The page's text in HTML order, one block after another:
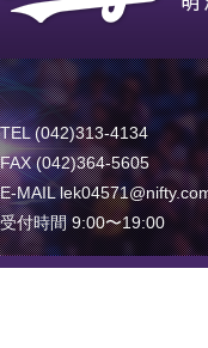
TEL (042)313-4134
FAX (042)364-5605
E-MAIL
受付時間 9:00〜19:00